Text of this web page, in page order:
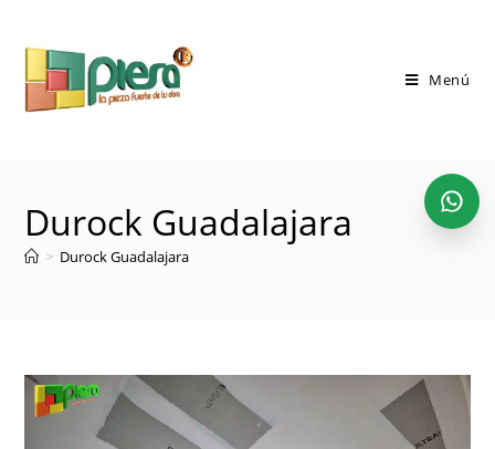
contenido
Menú
Durock Guadalajara
> Durock Guadalajara